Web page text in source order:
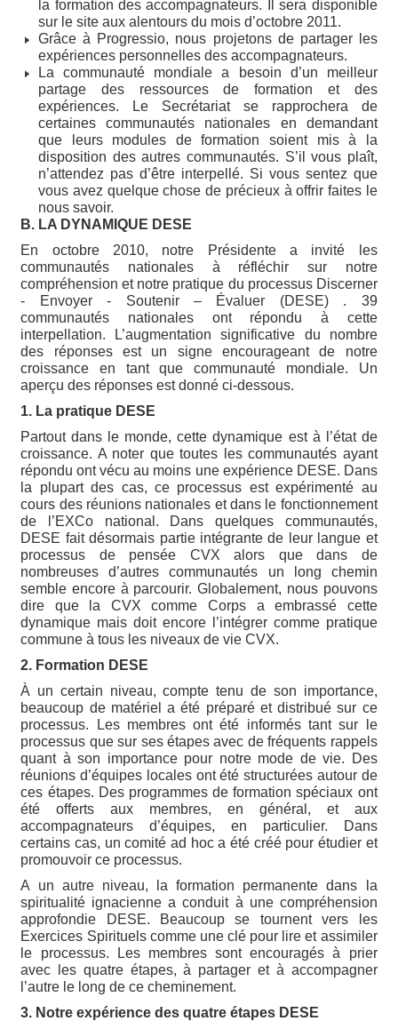
la formation des accompagnateurs. Il sera disponible
sur le site aux alentours du mois d’octobre 2011.
Grâce à Progressio, nous projetons de partager les
expériences personnelles des accompagnateurs.
La communauté mondiale a besoin d’un meilleur
partage des ressources de formation et des
expériences. Le Secrétariat se rapprochera de
certaines communautés nationales en demandant
que leurs modules de formation soient mis à la
disposition des autres communautés. S’il vous plaît,
n’attendez pas d’être interpellé. Si vous sentez que
vous avez quelque chose de précieux à offrir faites le
nous savoir.
B. LA DYNAMIQUE DESE
En octobre 2010, notre Présidente a invité les
communautés nationales à réfléchir sur notre
compréhension et notre pratique du processus Discerner
- Envoyer - Soutenir – Évaluer (DESE) . 39
communautés nationales ont répondu à cette
interpellation. L’augmentation significative du nombre
des réponses est un signe encourageant de notre
croissance en tant que communauté mondiale. Un
aperçu des réponses est donné ci-dessous.
1. La pratique DESE
Partout dans le monde, cette dynamique est à l’état de
croissance. A noter que toutes les communautés ayant
répondu ont vécu au moins une expérience DESE. Dans
la plupart des cas, ce processus est expérimenté au
cours des réunions nationales et dans le fonctionnement
de l’EXCo national. Dans quelques communautés,
DESE fait désormais partie intégrante de leur langue et
processus de pensée CVX alors que dans de
nombreuses d’autres communautés un long chemin
semble encore à parcourir. Globalement, nous pouvons
dire que la CVX comme Corps a embrassé cette
dynamique mais doit encore l’intégrer comme pratique
commune à tous les niveaux de vie CVX.
2. Formation DESE
À un certain niveau, compte tenu de son importance,
beaucoup de matériel a été préparé et distribué sur ce
processus. Les membres ont été informés tant sur le
processus que sur ses étapes avec de fréquents rappels
quant à son importance pour notre mode de vie. Des
réunions d’équipes locales ont été structurées autour de
ces étapes. Des programmes de formation spéciaux ont
été offerts aux membres, en général, et aux
accompagnateurs d’équipes, en particulier. Dans
certains cas, un comité ad hoc a été créé pour étudier et
promouvoir ce processus.
A un autre niveau, la formation permanente dans la
spiritualité ignacienne a conduit à une compréhension
approfondie DESE. Beaucoup se tournent vers les
Exercices Spirituels comme une clé pour lire et assimiler
le processus. Les membres sont encouragés à prier
avec les quatre étapes, à partager et à accompagner
l’autre le long de ce cheminement.
3. Notre expérience des quatre étapes DESE